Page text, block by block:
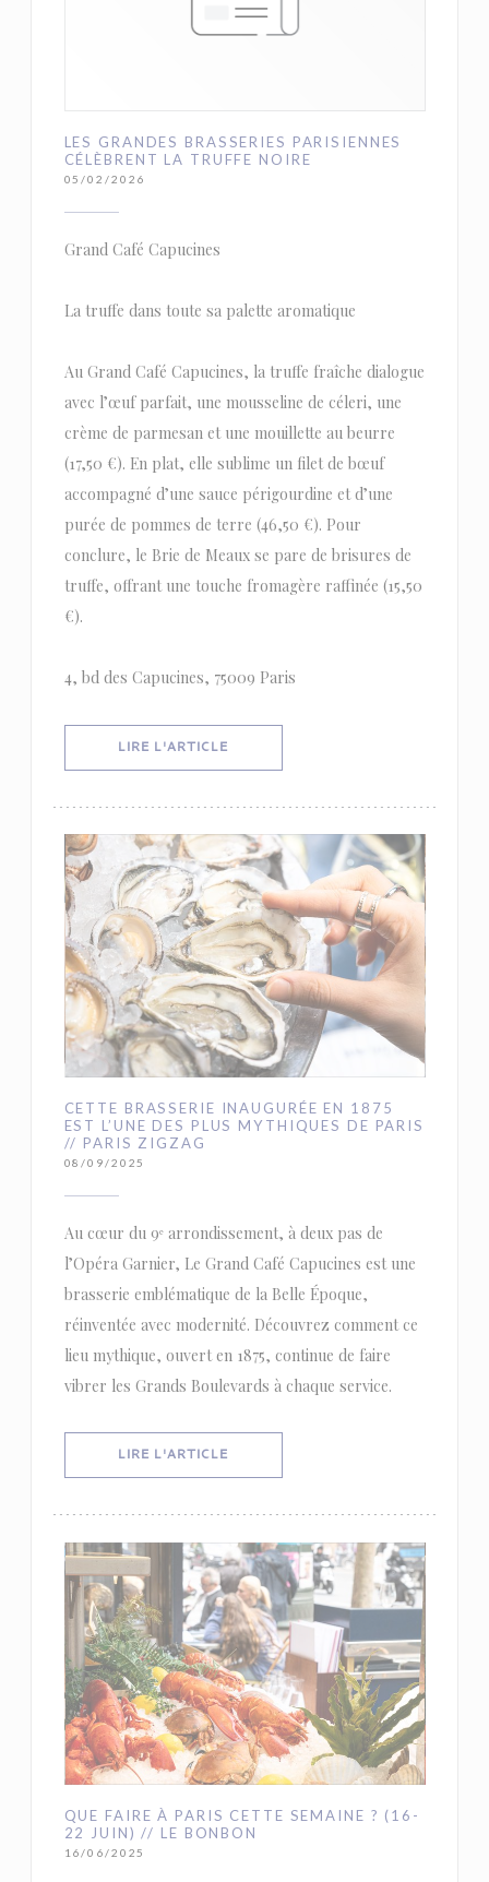
LES GRANDES BRASSERIES PARISIENNES
CÉLÈBRENT LA TRUFFE NOIRE
05/02/2026
Grand Café Capucines
La truffe dans toute sa palette aromatique
Au Grand Café Capucines, la truffe fraîche dialogue
avec l’œuf parfait, une mousseline de céleri, une
crème de parmesan et une mouillette au beurre
(17,50 €). En plat, elle sublime un filet de bœuf
accompagné d’une sauce périgourdine et d’une
purée de pommes de terre (46,50 €). Pour
conclure, le Brie de Meaux se pare de brisures de
truffe, offrant une touche fromagère raffinée (15,50
€).
4, bd des Capucines, 75009 Paris
LIRE L'ARTICLE
CETTE BRASSERIE INAUGURÉE EN 1875
EST L’UNE DES PLUS MYTHIQUES DE PARIS
// PARIS ZIGZAG
08/09/2025
Au cœur du 9ᵉ arrondissement, à deux pas de
l’Opéra Garnier, Le Grand Café Capucines est une
brasserie emblématique de la Belle Époque,
réinventée avec modernité. Découvrez comment ce
lieu mythique, ouvert en 1875, continue de faire
vibrer les Grands Boulevards à chaque service.
LIRE L'ARTICLE
QUE FAIRE À PARIS CETTE SEMAINE ? (16-
22 JUIN) // LE BONBON
16/06/2025